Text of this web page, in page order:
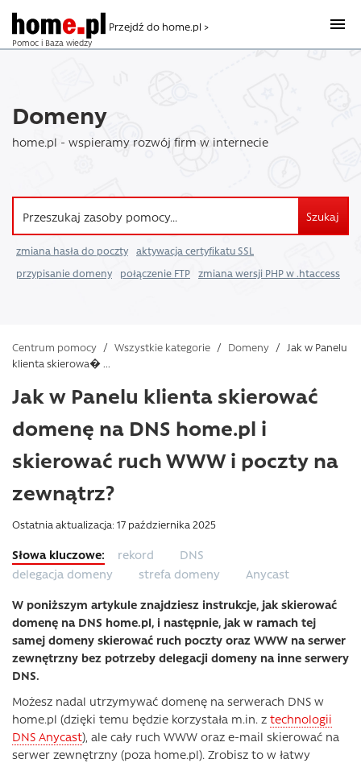
Pomoc i Baza wiedzy
Przejdź do home.pl >
Domeny
home.pl - wspieramy rozwój firm w internecie
Szukaj
zmiana hasła do poczty
aktywacja certyfikatu SSL
przypisanie domeny
połączenie FTP zmiana wersji PHP w .htaccess
Centrum pomocy / Wszystkie kategorie / Domeny /
Jak w Panelu
klienta skierowa� ...
Jak w Panelu klienta skierować
domenę na DNS home.pl i
skierować ruch WWW i poczty na
zewnątrz?
Ostatnia aktualizacja: 17 października 2025
rekord
DNS
delegacja domeny
strefa domeny
Anycast
W poniższym artykule znajdziesz instrukcje, jak skierować
domenę na DNS home.pl, i następnie, jak w ramach tej
samej domeny skierować ruch poczty oraz WWW na serwer
zewnętrzny bez potrzeby delegacji domeny na inne serwery
DNS.
Możesz nadal utrzymywać domenę na serwerach DNS w
home.pl (dzięki temu będzie korzystała m.in. z technologii
DNS Anycast), ale cały ruch WWW oraz e-mail skierować na
serwer zewnętrzny (poza home.pl). Zrobisz to w łatwy